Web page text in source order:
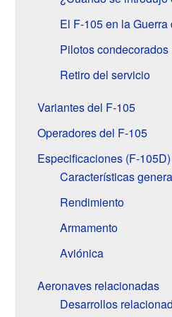
El F-105 en la Guerra
Pilotos condecorados
Retiro del servicio
Variantes del F-105
Operadores del F-105
Especificaciones (F-105D)
Características
Rendimiento
Armamento
Aviónica
Aeronaves relacionadas
Desarrollos